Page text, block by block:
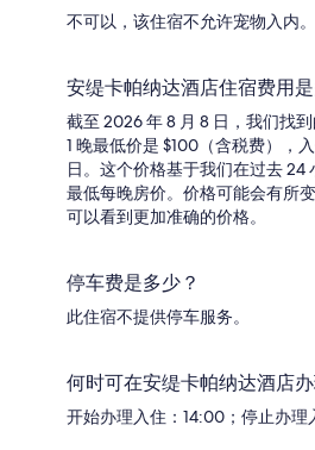
不可以，该住宿不允许宠物入内。
安缇卡帕纳达酒店住宿费用是
截至 2026 年 8 月 8 日，我们找
1 晚最低价是 $100（含税费），
日。这个价格基于我们在过去 24
最低每晚房价。价格可能会有所变
可以看到更加准确的价格。
停车费是多少？
此住宿不提供停车服务。
何时可在安缇卡帕纳达酒店
开始办理入住：14:00；停止办理